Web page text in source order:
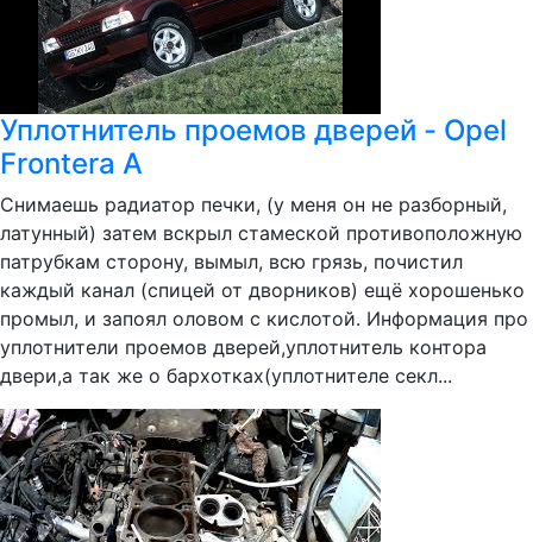
Уплотнитель проемов дверей - Opel
Frontera A
Снимаешь радиатор печки, (у меня он не разборный,
латунный) затем вскрыл стамеской противоположную
патрубкам сторону, вымыл, всю грязь, почистил
каждый канал (спицей от дворников) ещё хорошенько
промыл, и запоял оловом с кислотой. Информация про
уплотнители проемов дверей,уплотнитель контора
двери,а так же о бархотках(уплотнителе секл...